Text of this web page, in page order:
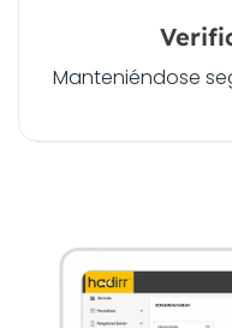
Manteniéndose